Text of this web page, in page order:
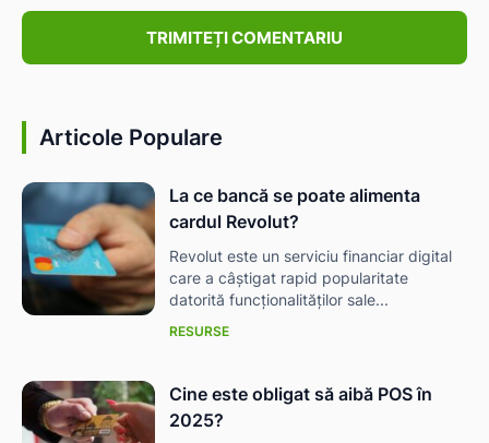
Articole Populare
La ce bancă se poate alimenta
cardul Revolut?
Revolut este un serviciu financiar digital
care a câștigat rapid popularitate
datorită funcționalităților sale...
RESURSE
Cine este obligat să aibă POS în
2025?